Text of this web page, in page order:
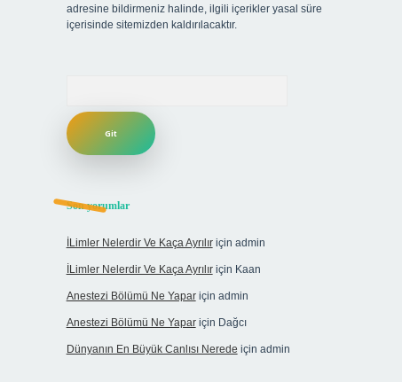
adresine bildirmeniz halinde, ilgili içerikler yasal süre
içerisinde sitemizden kaldırılacaktır.
Son yorumlar
İLimler Nelerdir Ve Kaça Ayrılıriçin admin
İLimler Nelerdir Ve Kaça Ayrılıriçin Kaan
Anestezi Bölümü Ne Yapariçin admin
Anestezi Bölümü Ne Yapariçin Dağcı
Dünyanın En Büyük Canlısı Nerede için admin